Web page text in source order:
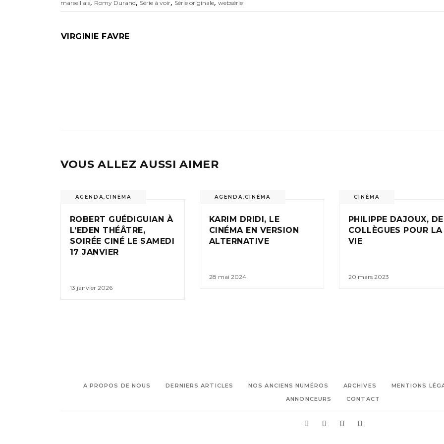
marseillais, Romy Durand, Série à voir, Série originale, websérie
VIRGINIE FAVRE
VOUS ALLEZ AUSSI AIMER
AGENDA,CINÉMA
ROBERT GUÉDIGUIAN À
L’EDEN THÉÂTRE,
SOIRÉE CINÉ LE SAMEDI
17 JANVIER
13 janvier 2026
AGENDA,CINÉMA
KARIM DRIDI, LE
CINÉMA EN VERSION
ALTERNATIVE
28 mai 2024
CINÉMA
PHILIPPE DAJOUX,
COLLÈGUES POUR LA
VIE
20 mars 2023
A PROPOS DE NOUS DERNIERS ARTICLES NOS ANCIENS NUMÉROS ARCHIVES
MENTIONS
ANNONCEURS
CONTACT